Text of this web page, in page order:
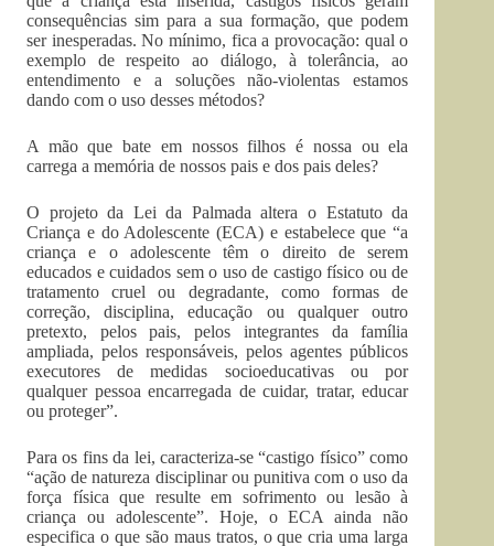
consequências sim para a sua formação, que podem
ser inesperadas. No mínimo, fica a provocação: qual o
exemplo de respeito ao diálogo, à tolerância, ao
entendimento e a soluções não-violentas estamos
dando com o uso desses métodos?
A mão que bate em nossos filhos é nossa ou ela
carrega a memória de nossos pais e dos pais deles?
O projeto da Lei da Palmada altera o Estatuto da
Criança e do Adolescente (ECA) e estabelece que “a
criança e o adolescente têm o direito de serem
educados e cuidados sem o uso de castigo físico ou de
tratamento cruel ou degradante, como formas de
correção, disciplina, educação ou qualquer outro
pretexto, pelos pais, pelos integrantes da família
ampliada, pelos responsáveis, pelos agentes públicos
executores de medidas socioeducativas ou por
qualquer pessoa encarregada de cuidar, tratar, educar
ou proteger”.
Para os fins da lei, caracteriza-se “castigo físico” como
“ação de natureza disciplinar ou punitiva com o uso da
força física que resulte em sofrimento ou lesão à
criança ou adolescente”. Hoje, o ECA ainda não
especifica o que são maus tratos, o que cria uma larga